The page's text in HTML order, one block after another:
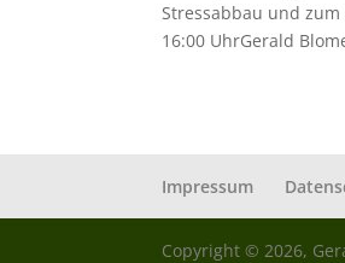
Stressabbau und
16:00 UhrGerald
Impressum
Copyright © 2026,